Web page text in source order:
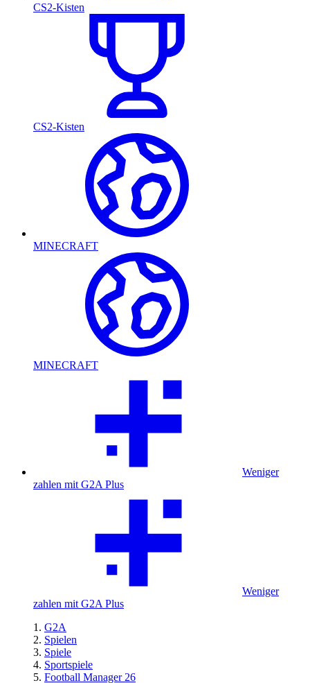
CS2-Kisten
CS2-Kisten
MINECRAFT
MINECRAFT
Weniger
zahlen mit G2A Plus
Weniger
zahlen mit G2A Plus
G2A
Spielen
Spiele
Sportspiele
Football Manager 26